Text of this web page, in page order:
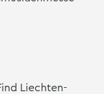
Liech­ten­